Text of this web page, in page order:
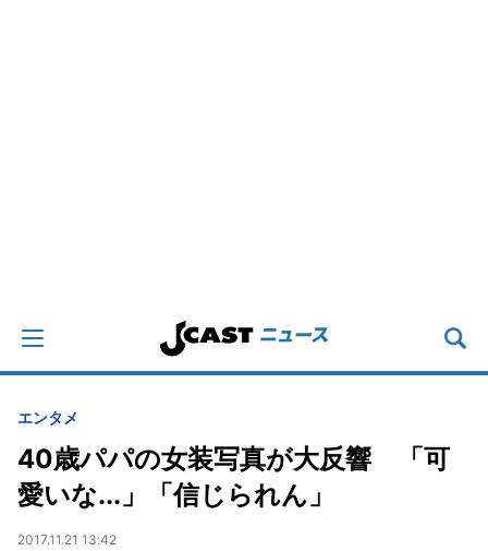
エンタメ
40歳パパの女装写真が大反響 「可
愛いな...」「信じられん」
2017.11.21 13:42